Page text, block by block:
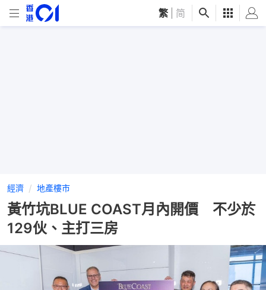
繁 简
經濟 地產樓市
黃竹坑BLUE COAST月內開價 不少於
129伙、主打三房